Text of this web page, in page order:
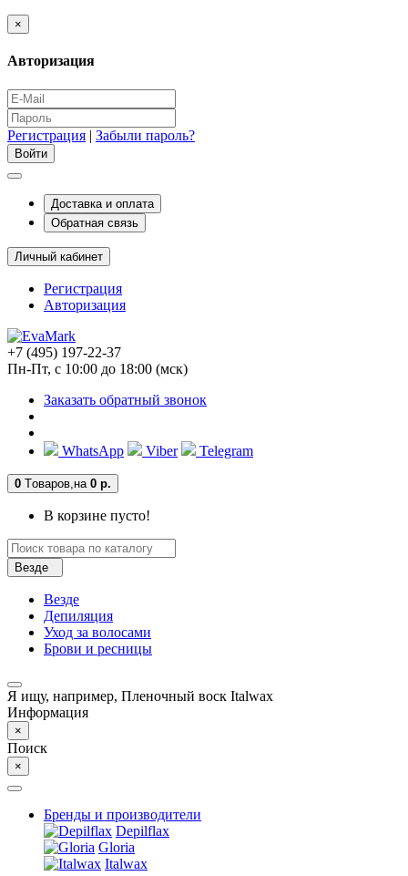
×
Авторизация
Регистрация | Забыли пароль?
Доставка и оплата
Обратная связь
Личный кабинет
Регистрация
Авторизация
+7 (495) 197-22-37
Пн-Пт, с 10:00 до 18:00 (мск)
Заказать обратный звонок
WhatsApp Viber Telegram
0 Tоваров, на 0 р.
В корзине пусто!
Везде
Везде
Депиляция
Уход за волосами
Брови и ресницы
Я ищу, например, Пленочный воск Italwax
Информация
×
Поиск
×
Бренды и производители
Depilflax
Gloria
Italwax